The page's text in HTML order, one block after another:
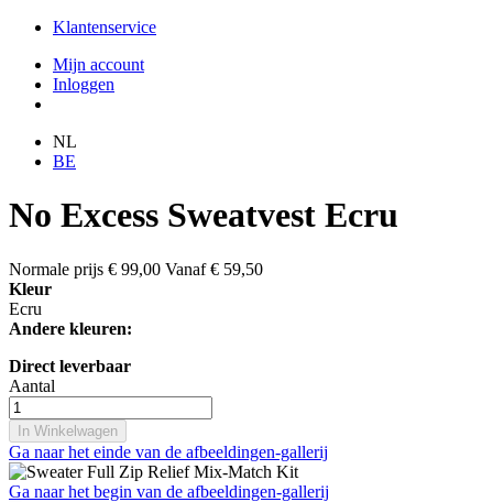
Klantenservice
Mijn account
Inloggen
NL
BE
No Excess Sweatvest Ecru
Normale prijs € 99,00 Vanaf € 59,50
Kleur
Ecru
Andere kleuren:
Direct leverbaar
Aantal
In Winkelwagen
Ga naar het einde van de afbeeldingen-gallerij
Ga naar het begin van de afbeeldingen-gallerij